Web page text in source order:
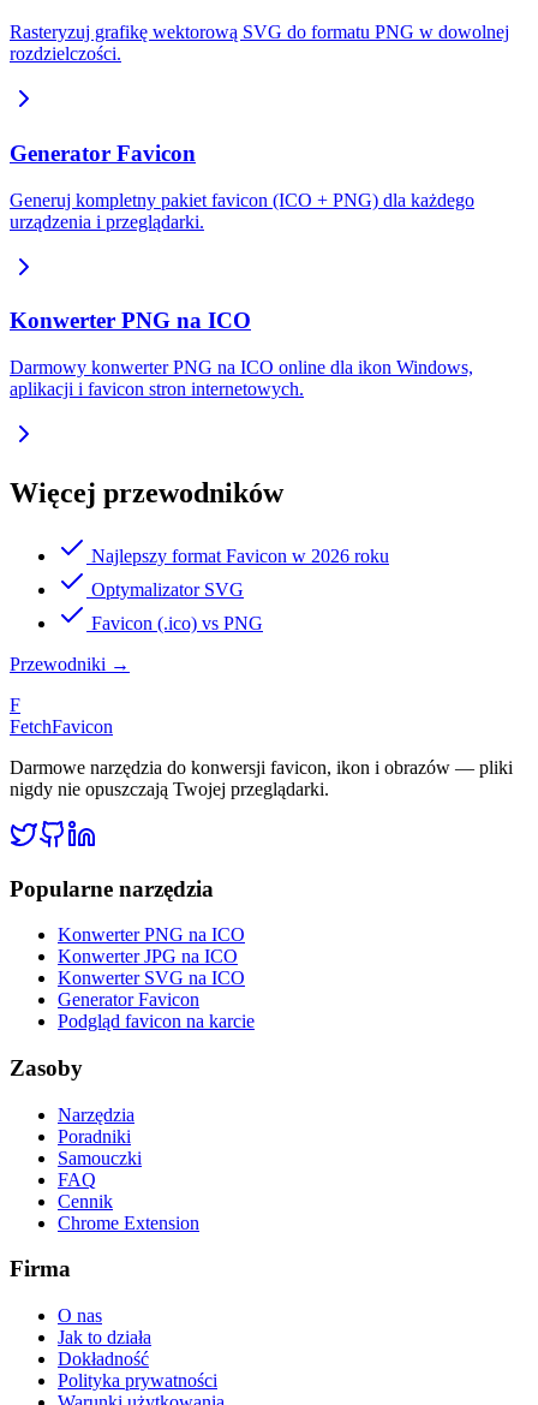
Rasteryzuj grafikę wektorową SVG do formatu PNG w dowolnej
rozdzielczości.
Generator Favicon
Generuj kompletny pakiet favicon (ICO + PNG) dla każdego
urządzenia i przeglądarki.
Konwerter PNG na ICO
Darmowy konwerter PNG na ICO online dla ikon Windows,
aplikacji i favicon stron internetowych.
Więcej przewodników
Najlepszy format Favicon w 2026 roku
Optymalizator SVG
Favicon (.ico) vs PNG
Przewodniki →
F
FetchFavicon
Darmowe narzędzia do konwersji favicon, ikon i obrazów — pliki
nigdy nie opuszczają Twojej przeglądarki.
Popularne narzędzia
Konwerter PNG na ICO
Konwerter JPG na ICO
Konwerter SVG na ICO
Generator Favicon
Podgląd favicon na karcie
Zasoby
Narzędzia
Poradniki
Samouczki
FAQ
Cennik
Chrome Extension
Firma
O nas
Jak to działa
Dokładność
Polityka prywatności